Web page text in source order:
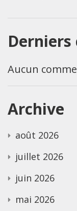
Aucun
Archive
août 2026
juillet 2026
juin 2026
mai 2026